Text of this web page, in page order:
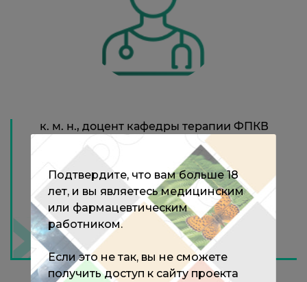
к. м. н., доцент кафедры терапии ФПКВ
ФГБОУ ВО «Нижегородская
государственная медицинская
академия» Минздрава РФ, г. Москва
Подтвердите, что вам больше 18
лет, и вы являетесь медицинским
или фармацевтическим
работником.
Если это не так, вы не сможете
получить доступ к сайту проекта